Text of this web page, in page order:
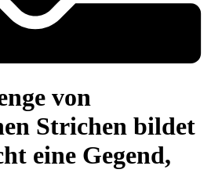
von
Strichen bildet
eine Gegend,